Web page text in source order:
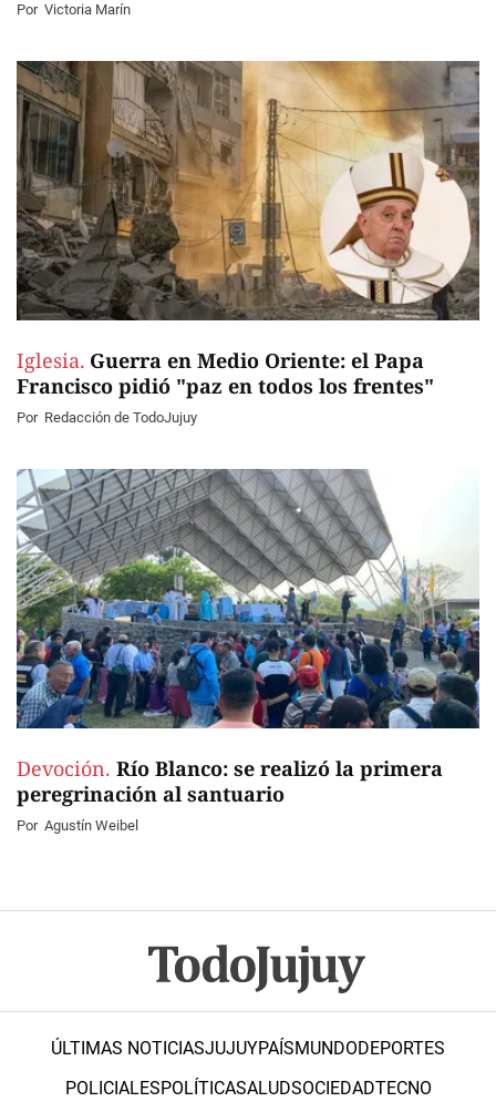
Por Victoria Marín
Iglesia. Guerra en Medio Oriente: el Papa
Francisco pidió "paz en todos los frentes"
Por Redacción de TodoJujuy
Devoción. Río Blanco: se realizó la primera
peregrinación al santuario
Por Agustín Weibel
ÚLTIMAS NOTICIASJUJUYPAÍSMUNDODEPORTES
POLICIALESPOLÍTICASALUDSOCIEDADTECNO